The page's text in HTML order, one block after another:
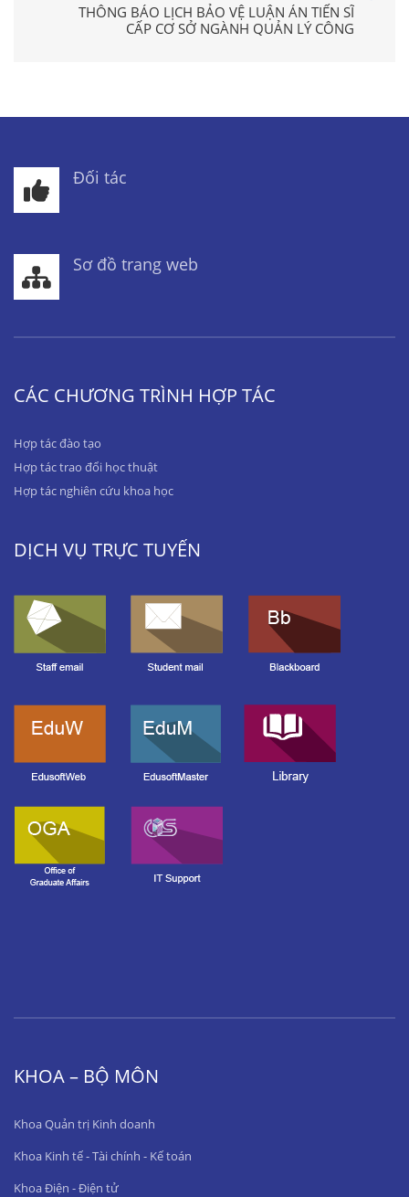
THÔNG BÁO LỊCH BẢO VỆ LUẬN ÁN TIẾN SĨ
CẤP CƠ SỞ NGÀNH QUẢN LÝ CÔNG
Đối tác
Sơ đồ trang web
CÁC CHƯƠNG TRÌNH HỢP TÁC
Hợp tác đào tạo
Hợp tác trao đổi học thuật
Hợp tác nghiên cứu khoa học
DỊCH VỤ TRỰC TUYẾN
KHOA – BỘ MÔN
Khoa Quản trị Kinh doanh
Khoa Kinh tế - Tài chính - Kế toán
Khoa Điện - Điện tử